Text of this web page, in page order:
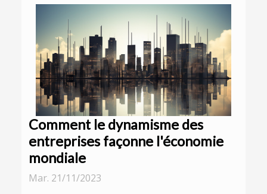
Comment le dynamisme des
entreprises façonne l'économie
mondiale
Mar. 21/11/2023